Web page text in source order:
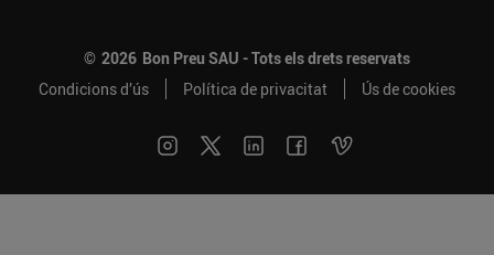
© 2026 Bon Preu SAU - Tots els drets reservats
Condicions d’ús
Política de privacitat Ús de cookies